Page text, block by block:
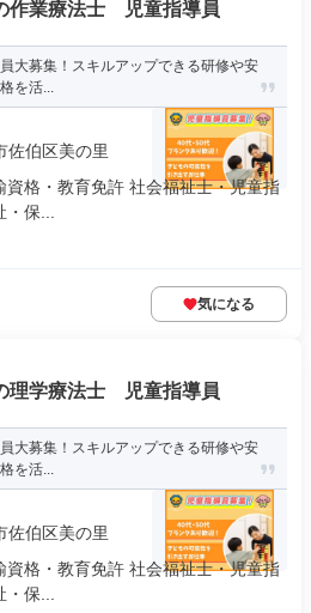
作業療法士 児童指導員
大募集！スキルアップできる研修や安
を活...
佐伯区美の里
格・教育免許 社会福祉士・児童指
保...
気になる
理学療法士 児童指導員
大募集！スキルアップできる研修や安
を活...
佐伯区美の里
格・教育免許 社会福祉士・児童指
保...